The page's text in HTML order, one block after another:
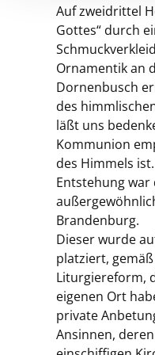
Auf zweidrittel
Gottes“ durch
Ornamentik an
Dornenbusch
des
läßt uns
Kommunion
des Himmels
Entstehung war
Brandenburg.
Dieser wurde
platziert,
Liturgiereform,
eigenen Ort
private
Ansinnen,